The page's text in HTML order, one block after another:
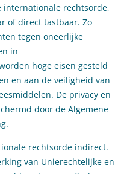
internationale rechtsorde,
of direct tastbaar. Zo
tegen oneerlijke
in
hoge eisen gesteld
en aan de veiligheid van
De privacy en
door de Algemene
rechtsorde indirect.
van Unierechtelijke en